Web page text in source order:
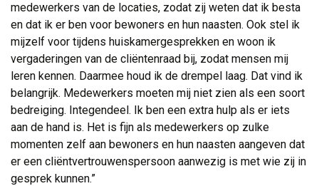
medewerkers van de locaties, zodat zij weten dat ik besta
en dat ik er ben voor bewoners en hun naasten. Ook stel ik
mijzelf voor tijdens huiskamergesprekken en woon ik
vergaderingen van de cliëntenraad bij, zodat mensen mij
leren kennen. Daarmee houd ik de drempel laag. Dat vind ik
belangrijk. Medewerkers moeten mij niet zien als een soort
bedreiging. Integendeel. Ik ben een extra hulp als er iets
aan de hand is. Het is fijn als medewerkers op zulke
momenten zelf aan bewoners en hun naasten aangeven dat
er een cliëntvertrouwenspersoon aanwezig is met wie zij in
gesprek kunnen.”